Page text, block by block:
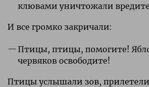
клювами уничтожали
И все громко закричали:
Птицы, птицы, помогите!
червяков освободите!
Птицы услышали зов,